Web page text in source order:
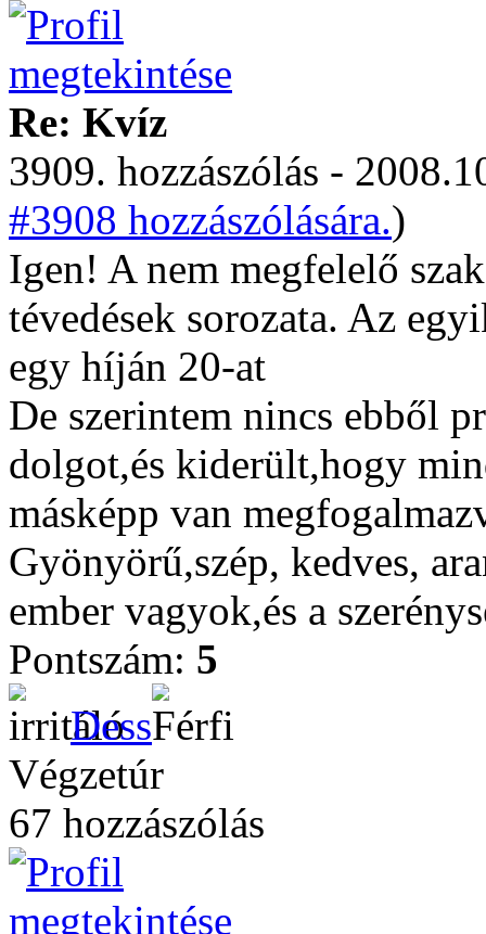
Re: Kvíz
3909. hozzászólás -
#3908 hozzászólására.)
Igen! A nem megfelelő
tévedések sorozata. Az
egy híján 20-at
De szerintem nincs ebből
dolgot,és kiderült,hogy
másképp van
Gyönyörű,szép, kedves,
ember vagyok,és a
Pontszám: 5
Dess
Végzetúr
67 hozzászólás